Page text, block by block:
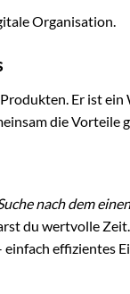
Organisation.
Er ist
die Vorteile
nach dem
du wertvolle
effizientes